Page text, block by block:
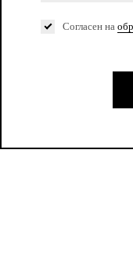
Согласен на